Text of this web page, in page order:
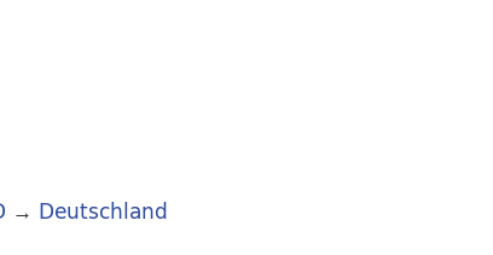
→ Deutschland